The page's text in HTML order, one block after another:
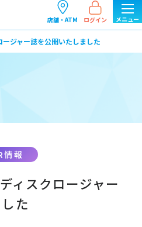
店舗・ATM ログイン
ジャー誌を公開いたしました
情報
ィスクロージャー
た